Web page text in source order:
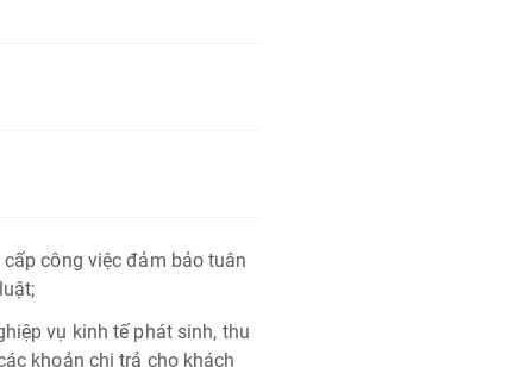
công việc đảm bảo tuân
vụ kinh tế phát sinh, thu
khoản chi trả cho khách